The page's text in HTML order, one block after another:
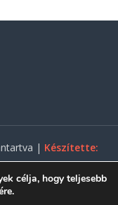
| Készítette:
célja, hogy teljesebb